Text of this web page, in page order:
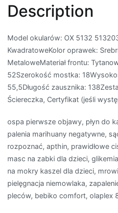
Description
Model okularów: OX 5132
KwadratoweKolor oprawek:
MetaloweMateriał frontu:
52Szerokość mostka:
55,5Długość zausznika:
Ściereczka, Certyfikat (jeśli
ospa pierwsze objawy, płyn do
palenia marihuany negatywne,
rozpoznać, apthin, prawidłowe
masc na zabki dla dzieci,
na mokry kaszel dla dzieci,
pielęgnacja niemowlaka,
pleców, bebiko comfort, olaplex